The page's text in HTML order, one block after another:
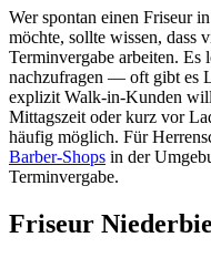
Wer spontan einen Friseur
möchte, sollte wissen, dass
Terminvergabe arbeiten.
nachzufragen — oft gibt es
explizit Walk-in-Kunden
Mittagszeit oder kurz vor
häufig möglich. Für
Barber-Shops in der
Terminvergabe.
Friseur